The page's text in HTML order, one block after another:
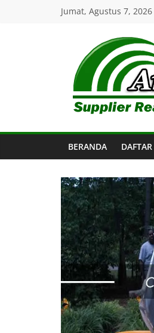
Jumat, Agustus 7, 2026
Aneka
Pusat
Penjualan
Online
Aneka
Beton
Ready
mix
di
Indonesia
BERANDA